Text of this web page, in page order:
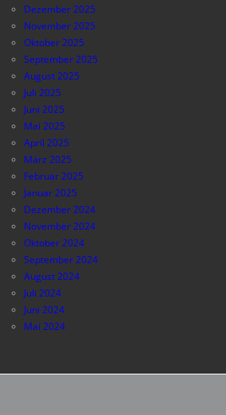
Dezember 2025
November 2025
Oktober 2025
September 2025
August 2025
Juli 2025
Juni 2025
Mai 2025
April 2025
März 2025
Februar 2025
Januar 2025
Dezember 2024
November 2024
Oktober 2024
September 2024
August 2024
Juli 2024
Juni 2024
Mai 2024